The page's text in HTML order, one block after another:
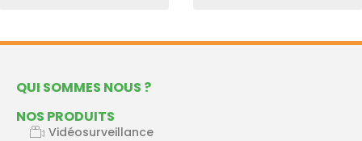
QUI SOMMES NOUS ?
NOS PRODUITS
Vidéosurveillance